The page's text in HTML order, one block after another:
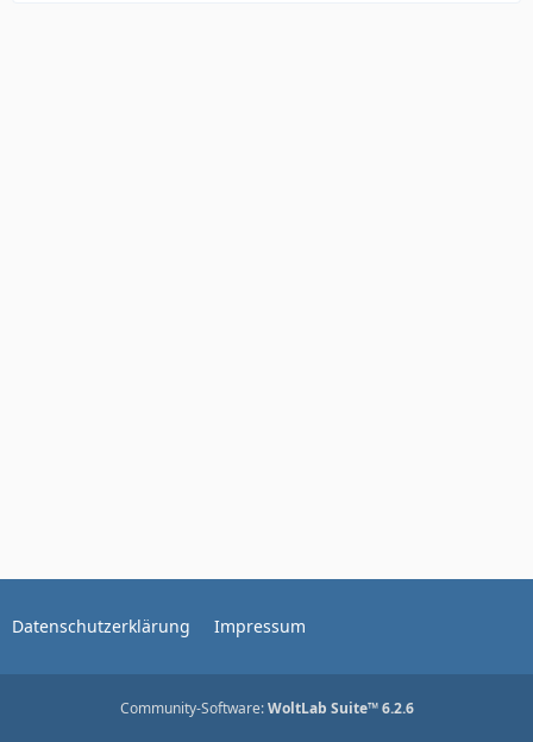
Datenschutzerklärung Impressum
Community-Software:WoltLab Suite™ 6.2.6